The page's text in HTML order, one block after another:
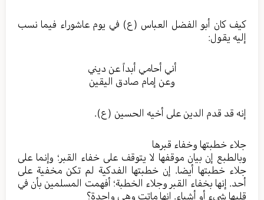
كيف كان أبو الفضل العباس (ع) في يوم عاشوراء فيما نسب
إليه يقول:
أني أحامي أبداً عن ديني
وعن إمام صادق اليقين
إنه قد قدم الدين على أخيه الحسين (ع).
جلاء خطبتها وخفاء قبرها
وبالطبع إن بيان موقفها لا يتوقف على خفاء القبر؛ وإنما على
جلاء خطبتها أيضا. إن خطبتها الفدكية لم تكن مخفية على
أحد. إنها بخفاء القبر وجلاء الخطبة؛ أفهمت المسلمين بأن في
قلبها شيء أو أشياء. إنها ماتت وهي واجدة؟